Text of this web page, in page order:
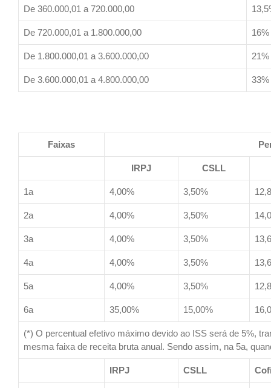
De 360.000,01 a 720.000,00
De 720.000,01 a 1.800.000,00 16%
De 1.800.000,01 a 3.600.000,00 21%
De 3.600.000,01 a 4.800.000,00 33%
Faixas
IRPJ CSLL
1a 4,00% 3,50%
2a 4,00% 3,50%
3a 4,00% 3,50%
4a 4,00% 3,50%
5a 4,00% 3,50%
6a 35,00% 15,00%
(*) O percentual efetivo máximo devido ao ISS será de 5%,
mesma faixa de receita bruta anual. Sendo assim, na 5a,
IRPJ CSLL